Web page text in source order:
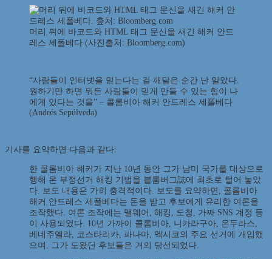
머리 뒤에 바코드와 HTML 태그 문신을 새긴 해커 안드
레스 세폴베다 (사진출처: Bloomberg.com)
“사람들이 인터넷을 믿는다는 걸 깨달은 순간 난 알았다.
원하기만 하면 뭐든 사람들이 믿게 만들 수 있는 힘이 나
에게 있다는 것을” – 콜롬비아 해커 안드레스 세폴베다
(Andrés Sepúlveda)
기사를 요약하면 다음과 같다:
한 콜롬비아 해커가 지난 10년 동안 그가 남미 국가를 대상으로
행해 온 부정선거 해킹 기법을 블룸버그誌에 최초로 털어 놓았
다. 보도 내용은 가히 충격적이다. 보도를 요약하면, 콜롬비아
해커 안드레스 세폴베다는 돈을 받고 후보에게 유리한 여론을
조작했다. 여론 조작에는 맬웨어, 해킹, 도청, 가짜 SNS 계정 등
이 사용되었다. 10년 가까이 콜롬비아, 니카라구아, 온두라스,
베네주엘라, 코스타리카, 파나마, 멕시코의 주요 선거에 개입했
으며, 그가 도왔던 후보들은 거의 당선되었다.